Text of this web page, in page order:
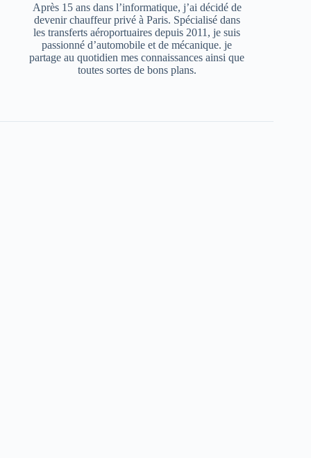
Après 15 ans dans l’informatique, j’ai décidé de
devenir chauffeur privé à Paris. Spécialisé dans
les transferts aéroportuaires depuis 2011, je suis
passionné d’automobile et de mécanique. je
partage au quotidien mes connaissances ainsi que
toutes sortes de bons plans.